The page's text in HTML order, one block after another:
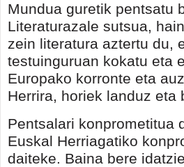
Mundua guretik pentsatu
Literaturazale sutsua,
zein literatura aztertu du,
testuinguruan kokatu eta
Europako korronte eta
Herrira, horiek landuz eta
Pentsalari konprometitua
Euskal Herriagatiko
daiteke. Baina bere